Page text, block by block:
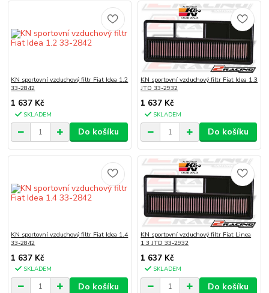
KN sportovní vzduchový filtr Fiat Idea 1.2
33-2842
1 637 Kč
SKLADEM
Do košíku
KN sportovní vzduchový filtr Fiat Idea 1.3
JTD 33-2932
1 637 Kč
SKLADEM
Do košíku
KN sportovní vzduchový filtr Fiat Idea 1.4
33-2842
1 637 Kč
SKLADEM
Do košíku
KN sportovní vzduchový filtr Fiat Linea
1.3 JTD 33-2932
1 637 Kč
SKLADEM
Do košíku